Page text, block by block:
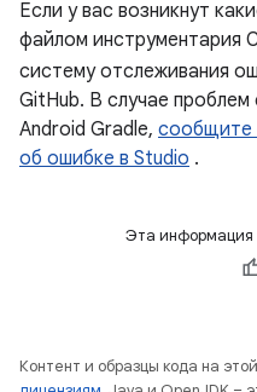
Если у вас возникнут
файлом инструментария
систему отслеживания
GitHub. В случае проблем
Android Gradle, сообщите
об ошибке в Studio .
Эта информация
Контент и образцы кода на